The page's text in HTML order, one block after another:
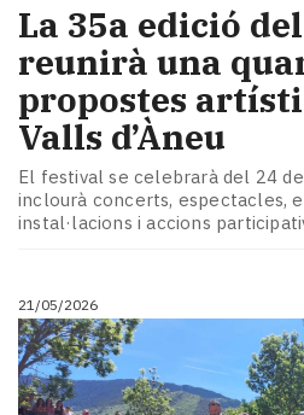
​La 35a edició
reunirà una
propostes
Valls d’Àneu
El festival se celebrarà del 24
inclourà concerts, espectacles,
instal·lacions i accions
21/05/2026